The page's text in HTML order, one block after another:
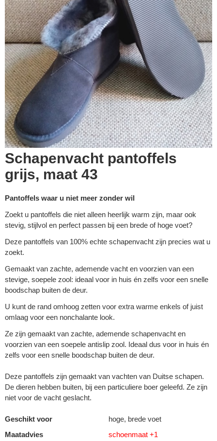
Schapenvacht pantoffels
grijs, maat 43
Pantoffels waar u niet meer zonder wil
Zoekt u pantoffels die niet alleen heerlijk warm zijn, maar ook
stevig, stijlvol en perfect passen bij een brede of hoge voet?
Deze pantoffels van 100% echte schapenvacht zijn precies wat u
zoekt.
Gemaakt van zachte, ademende vacht en voorzien van een
stevige, soepele zool: ideaal voor in huis én zelfs voor een snelle
boodschap buiten de deur.
U kunt de rand omhoog zetten voor extra warme enkels of juist
omlaag voor een nonchalante look.
Ze zijn gemaakt van zachte, ademende schapenvacht en
voorzien van een soepele antislip zool. Ideaal dus voor in huis én
zelfs voor een snelle boodschap buiten de deur.
Deze pantoffels zijn gemaakt van vachten van Duitse schapen.
De dieren hebben buiten, bij een particuliere boer geleefd. Ze zijn
niet voor de vacht geslacht.
Geschikt voor
hoge, brede voet
Maatadvies
schoenmaat +1